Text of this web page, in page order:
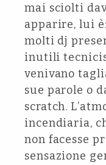
mai sciolti
apparire, lui
molti dj
inutili
venivano
sue parole o
scratch.
incendiaria,
non facesse
sensazione